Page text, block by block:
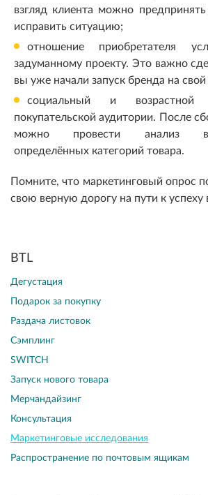
взгляд клиента можно
исправить ситуацию;
отношение приобретателя
задуманному проекту. Это важно
вы уже начали запуск бренда на
социальный и возрастной
покупательской аудитории. После
можно провести анализ
определённых категорий товара.
Помните, что маркетинговый опрос
свою верную дорогу на пути к успеху
BTL
Дегустация
Подарок за покупку
Раздача листовок
Сэмплинг
SWITCH
Запуск нового товара
Мерчандайзинг
Консультация
Маркетинговые исследования
Распространение по почтовым ящикам